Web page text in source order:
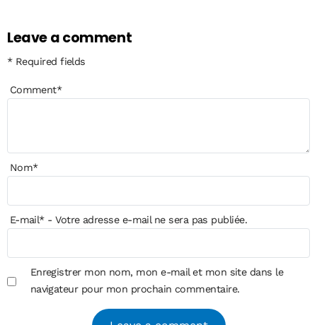
Leave a comment
* Required fields
Comment*
Nom*
E-mail*- Votre adresse e-mail ne sera pas publiée.
Enregistrer mon nom, mon e-mail et mon site dans le
navigateur pour mon prochain commentaire.